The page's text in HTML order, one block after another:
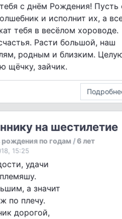
с днём Рождения! Пусть
и исполнит их, а
тебя в весёлом хороводе.
Расти большой, наш
родным и близким.
щёчку, зайчик.
на шестилетие
рождения по годам /6 лет
15:25
удачи
а значит
по плечу.
дорогой,